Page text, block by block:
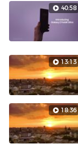
40:58
13:13
18:36